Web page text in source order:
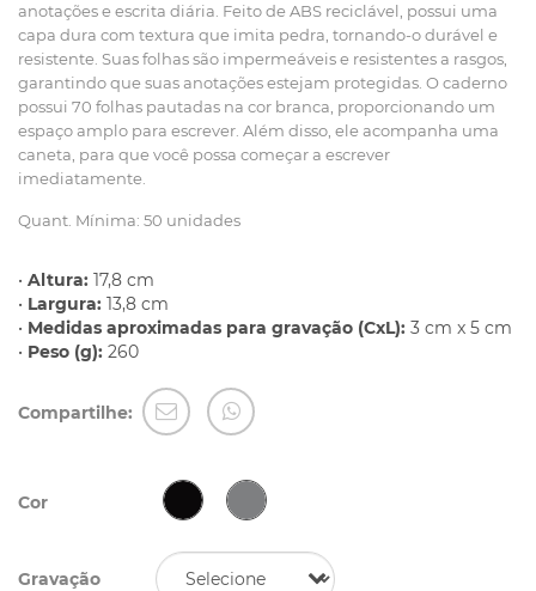
anotações e escrita diária. Feito de ABS reciclável, possui uma
capa dura com textura que imita pedra, tornando-o durável e
resistente. Suas folhas são impermeáveis e resistentes a rasgos,
garantindo que suas anotações estejam protegidas. O caderno
possui 70 folhas pautadas na cor branca, proporcionando um
espaço amplo para escrever. Além disso, ele acompanha uma
caneta, para que você possa começar a escrever
imediatamente.
Quant. Mínima: 50 unidades
• Altura: 17,8 cm
• Largura: 13,8 cm
• Medidas aproximadas para gravação (CxL): 3 cm x 5 cm
• Peso (g): 260
Compartilhe:
Cor
Gravação